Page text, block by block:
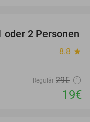
34%
oder 2 Personen
8.8 star
Regulär 29€
19€